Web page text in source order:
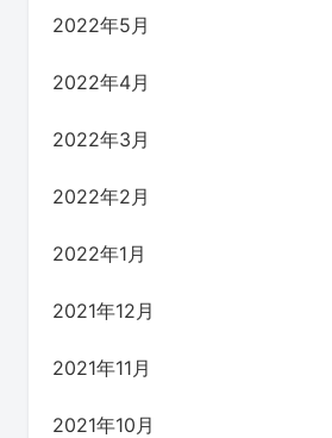
2022年5月
2022年4月
2022年3月
2022年2月
2022年1月
2021年12月
2021年11月
2021年10月